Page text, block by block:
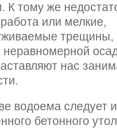
К тому же
или мелкие,
трещины,
неравномерной
нас
водоема следует
бетонного